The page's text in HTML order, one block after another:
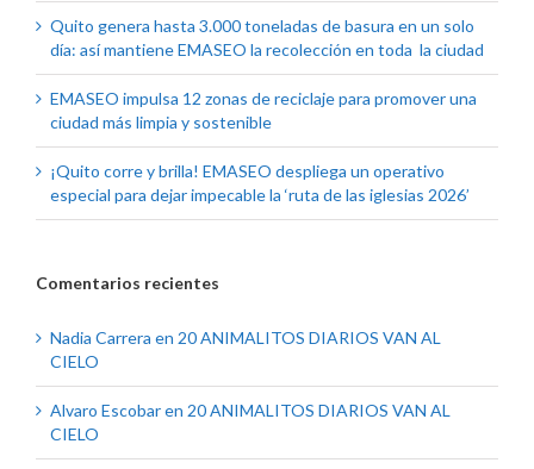
Quito genera hasta 3.000 toneladas de basura en un solo
día: así mantiene EMASEO la recolección en toda la ciudad
EMASEO impulsa 12 zonas de reciclaje para promover una
ciudad más limpia y sostenible
¡Quito corre y brilla! EMASEO despliega un operativo
especial para dejar impecable la ‘ruta de las iglesias 2026’
Comentarios recientes
Nadia Carrera en 20 ANIMALITOS DIARIOS VAN AL
CIELO
Alvaro Escobaren 20 ANIMALITOS DIARIOS VAN AL
CIELO